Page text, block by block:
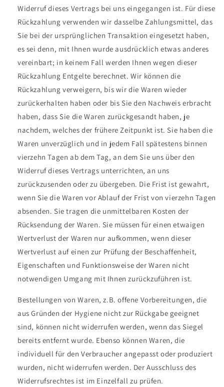
Widerruf dieses Vertrags bei uns eingegangen ist. Für diese
Rückzahlung verwenden wir dasselbe Zahlungsmittel, das
Sie bei der ursprünglichen Transaktion eingesetzt haben,
es sei denn, mit Ihnen wurde ausdrücklich etwas anderes
vereinbart; in keinem Fall werden Ihnen wegen dieser
Rückzahlung Entgelte berechnet. Wir können die
Rückzahlung verweigern, bis wir die Waren wieder
zurückerhalten haben oder bis Sie den Nachweis erbracht
haben, dass Sie die Waren zurückgesandt haben, je
nachdem, welches der frühere Zeitpunkt ist. Sie haben die
Waren unverzüglich und in jedem Fall spätestens binnen
vierzehn Tagen ab dem Tag, an dem Sie uns über den
Widerruf dieses Vertrags unterrichten, an uns
zurückzusenden oder zu übergeben. Die Frist ist gewahrt,
wenn Sie die Waren vor Ablauf der Frist von vierzehn Tagen
absenden. Sie tragen die unmittelbaren Kosten der
Rücksendung der Waren. Sie müssen für einen etwaigen
Wertverlust der Waren nur aufkommen, wenn dieser
Wertverlust auf einen zur Prüfung der Beschaffenheit,
Eigenschaften und Funktionsweise der Waren nicht
notwendigen Umgang mit Ihnen zurückzuführen ist.
Bestellungen von Waren, z.B. offene Vorbereitungen, die
aus Gründen der Hygiene nicht zur Rückgabe geeignet
sind, können nicht widerrufen werden, wenn das Siegel
bereits entfernt wurde. Ebenso können Waren, die
individuell für den Verbraucher angepasst oder produziert
wurden, nicht widerrufen werden. Der Ausschluss des
Widerrufsrechtes ist im Einzelfall zu prüfen.